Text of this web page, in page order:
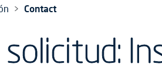
Contact